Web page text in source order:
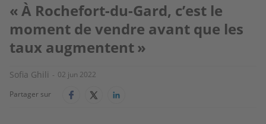
« À Rochefort-du-Gard, c’est le
moment de vendre avant que les
taux augmentent »
Sofia Ghili
02 jun 2022
Partager sur